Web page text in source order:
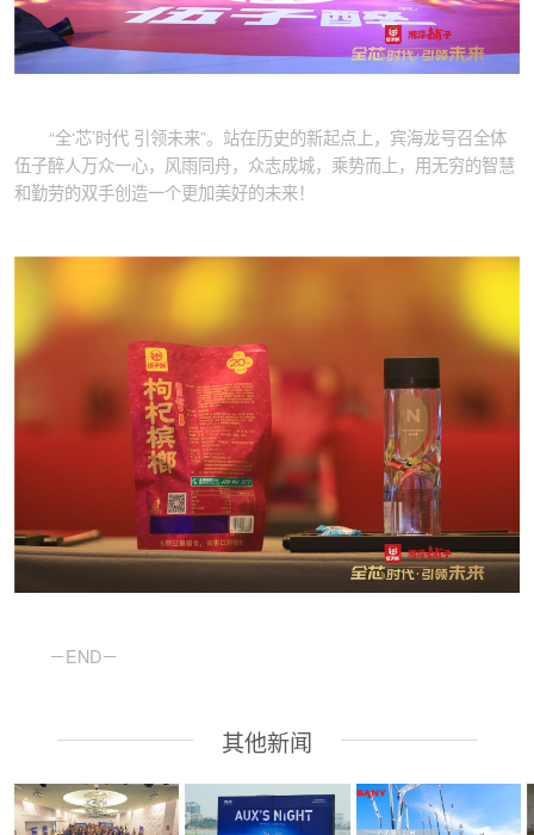
“全‘芯’时代 引领未来”。站在历史的新起点上，宾海龙号召全体
伍子醉人万众一心，风雨同舟，众志成城，乘势而上，用无穷的智慧
和勤劳的双手创造一个更加美好的未来！
－END－
其他新闻